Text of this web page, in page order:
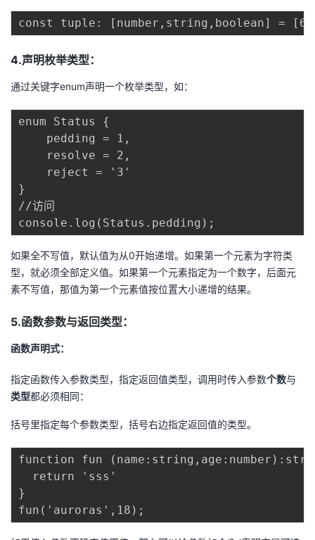
4.声明枚举类型：
通过关键字enum声明一个枚举类型，如：
enum Status {
    pedding = 1,
    resolve = 2,
    reject = '3'
}
//访问
如果全不写值，默认值为从0开始递增。如果第一个元素为字符类
型，就必须全部定义值。如果第一个元素指定为一个数字，后面元
素不写值，那值为第一个元素值按位置大小递增的结果。
5.函数参数与返回类型：
函数声明式：
指定函数传入参数类型，指定返回值类型，调用时传入参数个数与
类型都必须相同：
括号里指定每个参数类型，括号右边指定返回值的类型。
function fun
  return 'sss'
}